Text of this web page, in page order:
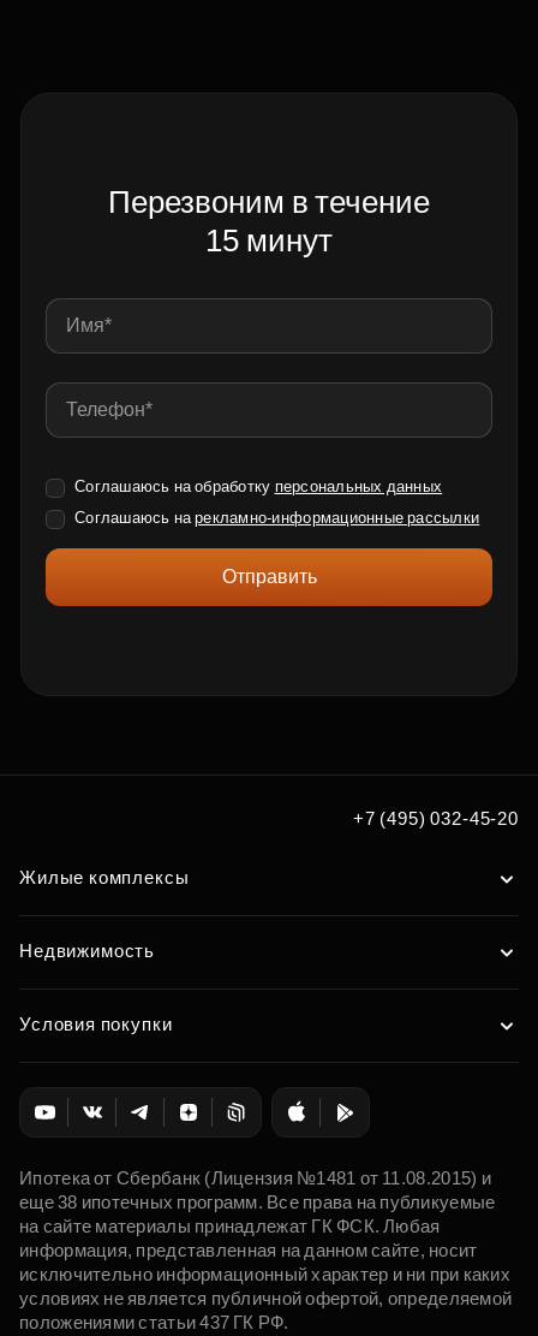
Перезвоним в течение
15 минут
Соглашаюсь на обработку персональных данных
Соглашаюсь нарекламно-информационные рассылки
Отправить
+7 (495) 032-45-20
Жилые комплексы
Недвижимость
Условия покупки
Ипотека от Сбербанк (Лицензия №1481 от 11.08.2015) и
еще 38 ипотечных программ. Все права на публикуемые
на сайте материалы принадлежат ГК ФСК. Любая
информация, представленная на данном сайте, носит
исключительно информационный характер и ни при каких
условиях не является публичной офертой, определяемой
положениями статьи 437 ГК РФ.